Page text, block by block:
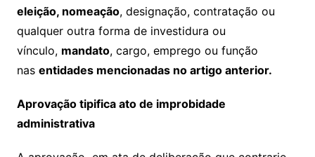
eleição, nomeação, designação, contratação ou
qualquer outra forma de investidura ou
vínculo, mandato, cargo, emprego ou função
nas entidades mencionadas no artigo anterior.
Aprovação tipifica ato de improbidade
administrativa